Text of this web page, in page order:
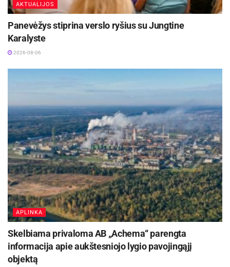
AKTUALIJOS
Panevėžys stiprina verslo ryšius su Jungtine
Karalyste
2026-08-06
APLINKA
Skelbiama privaloma AB „Achema“ parengta
informacija apie aukštesniojo lygio pavojingąjį
objektą